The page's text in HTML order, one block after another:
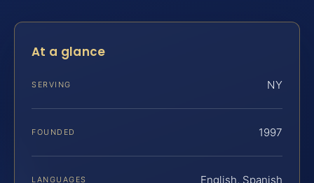
At a glance
SERVING NY
FOUNDED 1997
LANGUAGES English, Spanish